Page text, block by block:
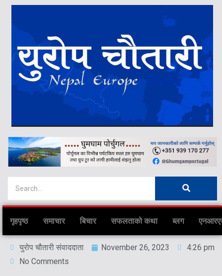
गृहपृष्ठ समाचार बिचार सफलताको कथा ब्लग
युरोप चौतारी संवाददाता November 26, 2023
4:26 pm
No Comments